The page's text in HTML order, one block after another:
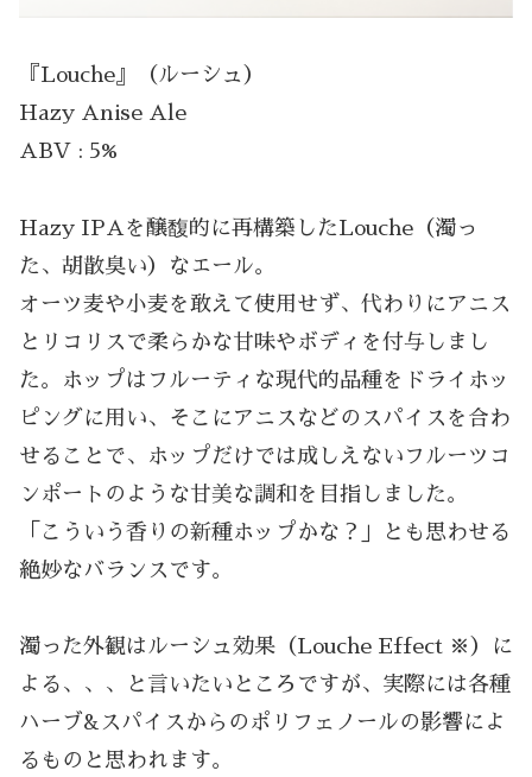
『Louche』（ルーシュ）
Hazy Anise Ale
ABV : 5%
Hazy IPAを醸馥的に再構築したLouche（濁っ
た、胡散臭い）なエール。
オーツ麦や小麦を敢えて使用せず、代わりにアニス
とリコリスで柔らかな甘味やボディを付与しまし
た。ホップはフルーティな現代的品種をドライホッ
ピングに用い、そこにアニスなどのスパイスを合わ
せることで、ホップだけでは成しえないフルーツコ
ンポートのような甘美な調和を目指しました。
「こういう香りの新種ホップかな？」とも思わせる
絶妙なバランスです。
濁った外観はルーシュ効果（Louche Effect ※）に
よる、、、と言いたいところですが、実際には各種
ハーブ&スパイスからのポリフェノールの影響によ
るものと思われます。